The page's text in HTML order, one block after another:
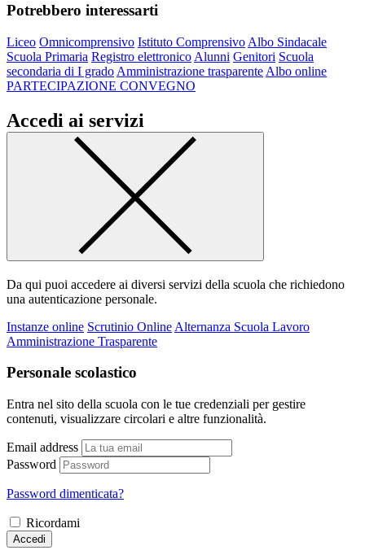
Potrebbero interessarti
Liceo Omnicomprensivo Istituto Comprensivo Albo Sindacale
Scuola Primaria Registro elettronico Alunni Genitori Scuola
secondaria di I grado Amministrazione trasparente Albo online
PARTECIPAZIONE CONVEGNO
Accedi ai servizi
Da qui puoi accedere ai diversi servizi della scuola che richiedono
una autenticazione personale.
Instanze online Scrutinio Online Alternanza Scuola Lavoro
Amministrazione Trasparente
Personale scolastico
Entra nel sito della scuola con le tue credenziali per gestire
contenuti, visualizzare circolari e altre funzionalità.
Email address
Password
Password dimenticata?
Ricordami
Accedi